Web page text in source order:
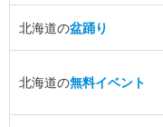
北海道の盆踊り
北海道の無料イベント